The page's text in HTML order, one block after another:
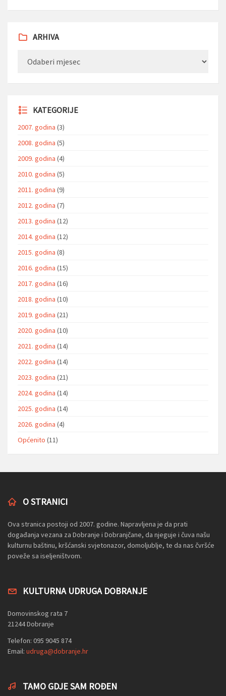
ARHIVA
KATEGORIJE
2007. godina (3)
2008. godina (5)
2009. godina (4)
2010. godina (5)
2011. godina (9)
2012. godina (7)
2013. godina (12)
2014. godina (12)
2015. godina (8)
2016. godina (15)
2017. godina (16)
2018. godina (10)
2019. godina (21)
2020. godina (10)
2021. godina (14)
2022. godina (14)
2023. godina (21)
2024. godina (14)
2025. godina (14)
2026. godina (4)
Općenito (11)
O STRANICI
Ova stranica postoji od 2007. godine. Napravljena je da prati
događanja vezana za Dobranje i Dobranjčane, da njeguje i čuva našu
kulturnu baštinu, kršćanski svjetonazor, domoljublje, te da nas čvršće
poveže sa iseljeništvom.
KULTURNA UDRUGA DOBRANJE
Domovinskog rata 7
21244 Dobranje
Telefon: 095 9045 874
Email: udruga@dobranje.hr
TAMO GDJE SAM ROĐEN